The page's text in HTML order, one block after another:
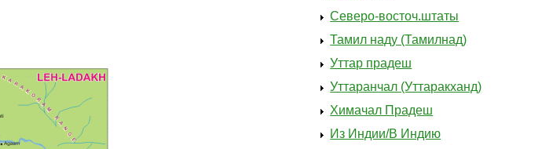
Северо-восточ.штаты
Тамил наду (Тамилнад)
Уттар прадеш
Уттаранчал (Уттаракханд)
Химачал Прадеш
Из Индии/В Индию